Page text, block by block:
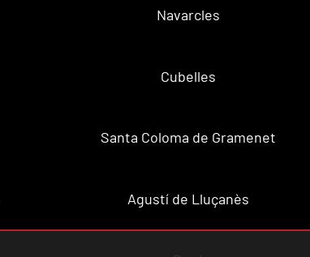
Navarcles
Cubelles
Santa Coloma de Gramenet
Agustí de Lluçanès